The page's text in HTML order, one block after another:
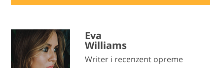
Eva
Williams
Writer i recenzent opreme